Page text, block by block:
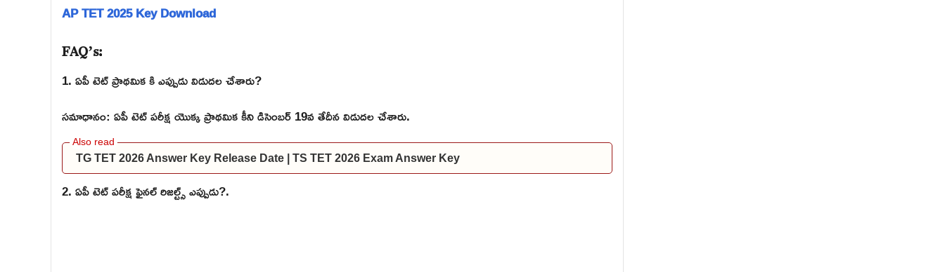
AP TET 2025 Key Download
FAQ’s:
1. ఏపీ టెట్ ప్రాథమిక కి ఎప్పుడు విడుదల చేశారు?
సమాధానం: ఏపీ టెట్ పరీక్ష యొక్క ప్రాథమిక కీని డిసెంబర్ 19వ తేదీన విడుదల చేశారు.
TG TET 2026 Answer Key Release Date | TS TET 2026 Exam Answer Key
2. ఏపీ టెట్ పరీక్ష ఫైనల్ రిజల్ట్స్ ఎప్పుడు?.